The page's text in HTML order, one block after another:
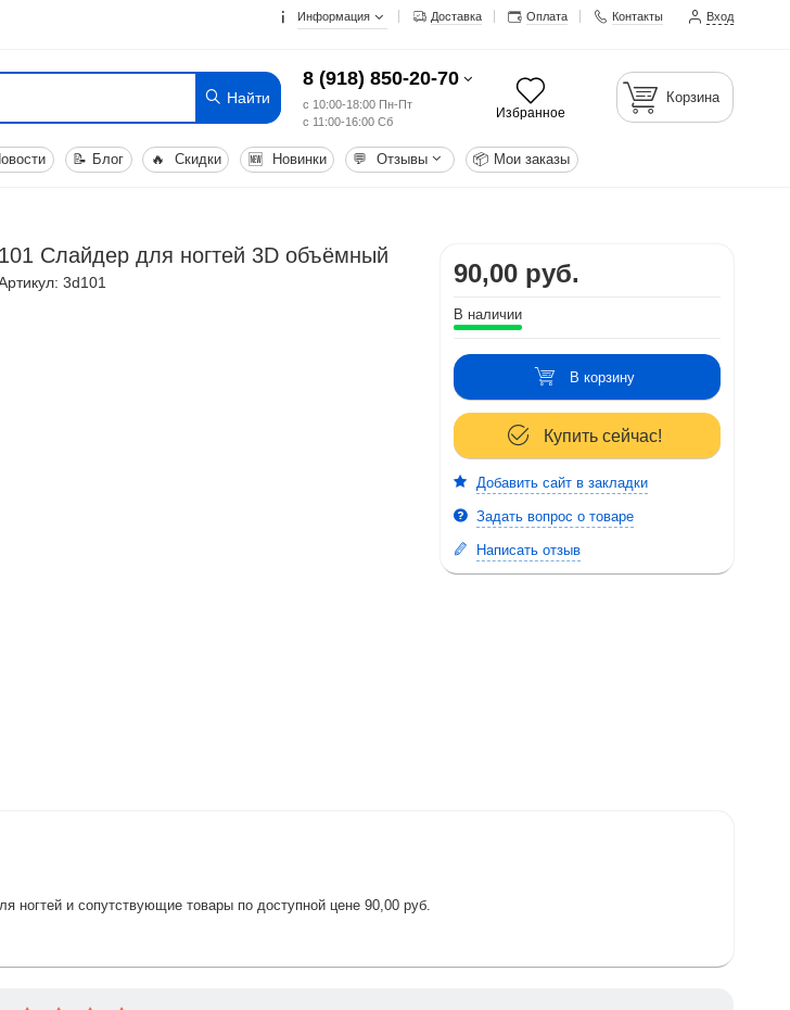
Информация Доставка Оплата Контакты Вход
Найти
8 (918) 850-20-70
с 10:00-18:00 Пн-Пт
с 11:00-16:00 Сб
Избранное
Корзина
📝 Блог 🔥 Скидки 🆕 Новинки 💬 Отзывы 📦 Мои заказы
101 Слайдер для ногтей 3D объёмный
3d101 90,00 руб.
В наличии
В корзину
Купить сейчас!
Добавить сайт в закладки
Задать вопрос о товаре
Написать отзыв
ногтей и сопутствующие товары по доступной цене 90,00 руб.